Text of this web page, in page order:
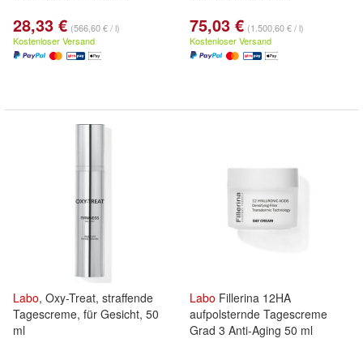
28,33 € (566,60 € / l)
Kostenloser Versand
75,03 € (1.500,60 € / l)
Kostenloser Versand
Labo, Oxy-Treat, straffende
Tagescreme, für Gesicht, 50
ml
Labo Fillerina 12HA
aufpolsternde Tagescreme
Grad 3 Anti-Aging 50 ml